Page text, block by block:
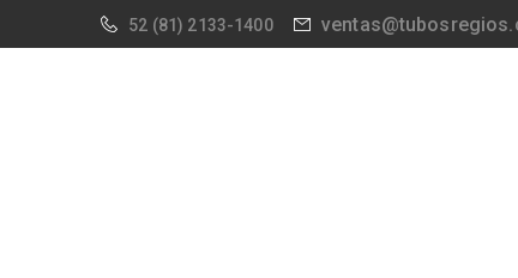
52 (81) 2133-1400